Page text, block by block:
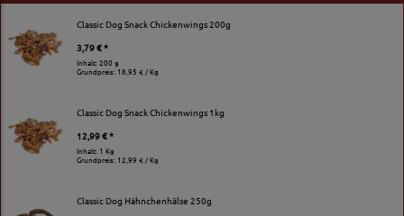
Classic Dog Snack Chickenwings 200g
3,79 € *
Inhalt: 200 g
Grundpreis: 18,95 € / Kg
Classic Dog Snack Chickenwings 1kg
12,99 € *
Inhalt: 1 Kg
Grundpreis: 12,99 € / Kg
Classic Dog Hähnchenhälse 250g